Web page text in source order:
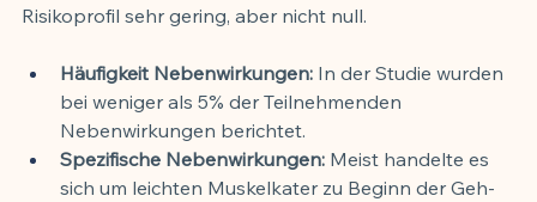
Risikoprofil sehr gering, aber nicht null.
Häufigkeit Nebenwirkungen: In der Studie wurden
bei weniger als 5% der Teilnehmenden
Nebenwirkungen berichtet.
Spezifische Nebenwirkungen: Meist handelte es
sich um leichten Muskelkater zu Beginn der Geh-